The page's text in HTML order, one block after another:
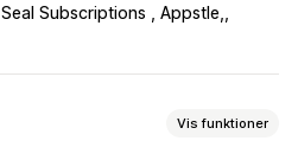
Seal Subscriptions , Appstle,
Vis funktioner